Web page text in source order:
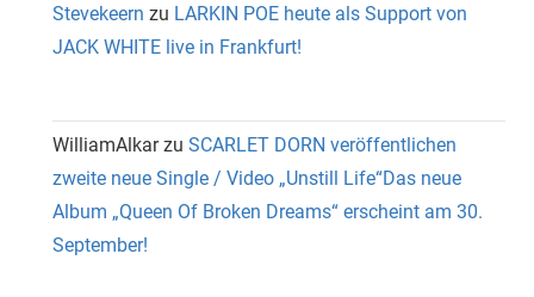
Stevekeern zu LARKIN POE heute als Support von
JACK WHITE live in Frankfurt!
WilliamAlkarzu SCARLET DORN veröffentlichen
zweite neue Single / Video „Unstill Life“Das neue
Album „Queen Of Broken Dreams“ erscheint am 30.
September!